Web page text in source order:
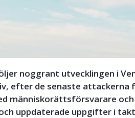
noggrant utvecklingen i
efter de senaste attackerna
människorättsförsvarare
uppdaterade uppgifter i